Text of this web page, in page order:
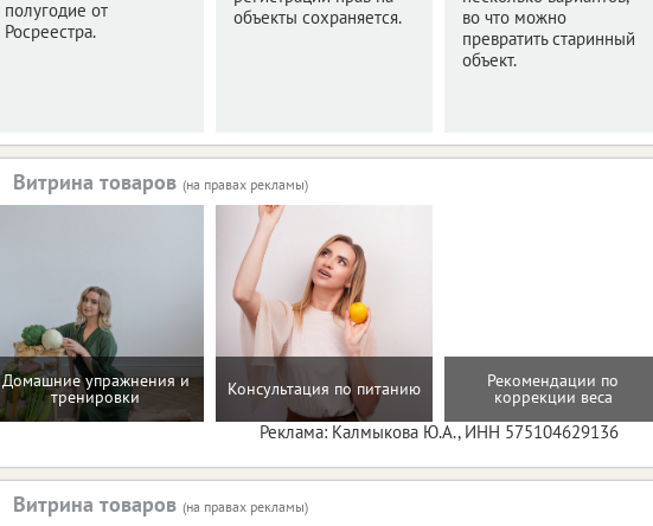
полугодие от
Росреестра.
объекты сохраняется.
во что можно
превратить старинный
объект.
Витрина товаров (на правах рекламы)
Домашние упражнения и
тренировки Консультация по питанию Рекомендации по
коррекции веса
Реклама: Калмыкова Ю.А., ИНН 575104629136
Витрина товаров (на правах рекламы)